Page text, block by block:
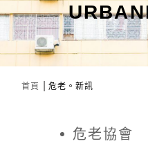
首頁 危老。新訊
危老協會